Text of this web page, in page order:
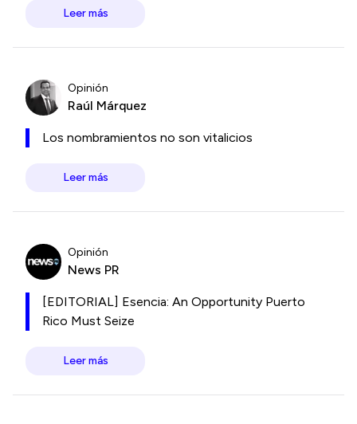
Leer más
Opinión
Raúl Márquez
Los nombramientos no son vitalicios
Leer más
Opinión
News PR
[EDITORIAL] Esencia: An Opportunity Puerto
Rico Must Seize
Leer más